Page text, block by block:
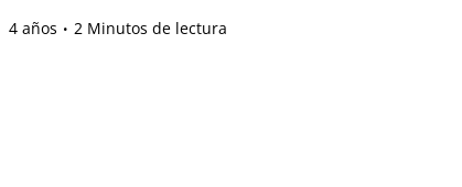
4 años 2 Minutos de lectura